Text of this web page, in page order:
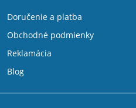
Doručenie a platba
Obchodné podmienky
Reklamácia
Blog